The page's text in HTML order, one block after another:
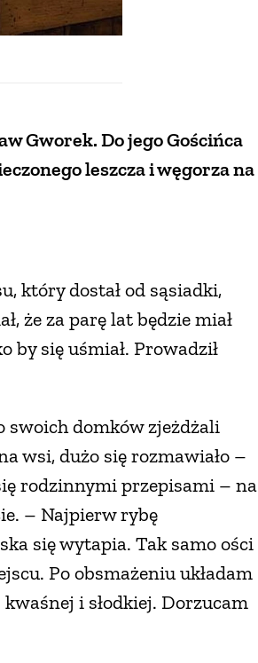
Gworek. Do jego Gościńca
leszcza i węgorza na
który dostał od sąsiadki,
że za parę lat będzie miał
by się uśmiał. Prowadził
swoich domków zjeżdżali
wsi, dużo się rozmawiało –
rodzinnymi przepisami – na
– Najpierw rybę
się wytapia. Tak samo ości
Po obsmażeniu układam
i słodkiej. Dorzucam